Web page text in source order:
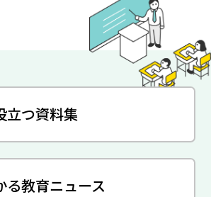
立つ資料集
る教育ニュース